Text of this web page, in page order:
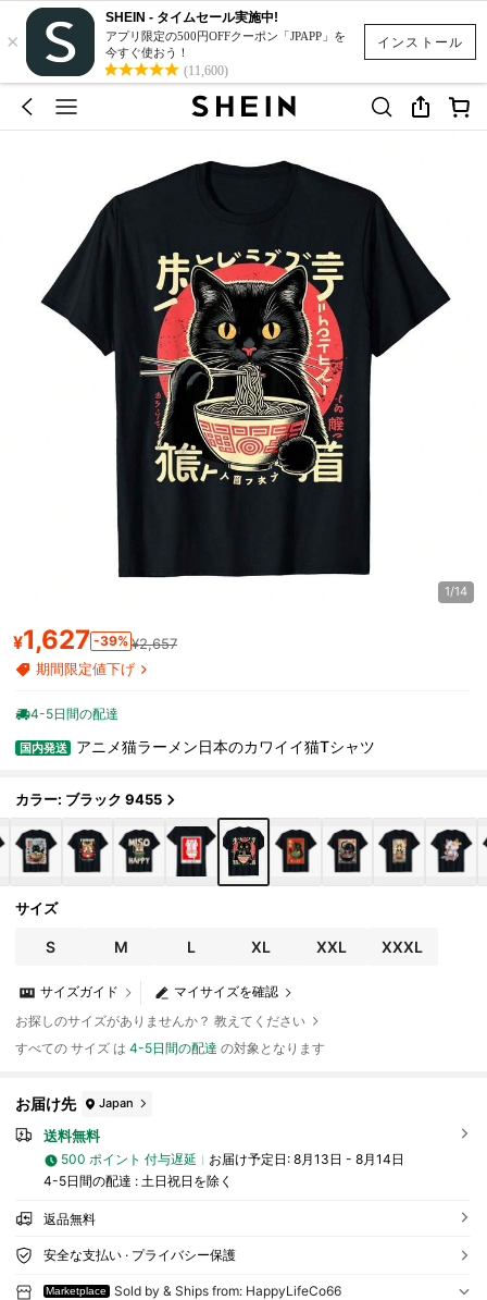
インストール
×
SHEIN - タイムセール実施中!
アプリ限定の500円OFFクーポン「JPAPP」を
今すぐ使おう！
(11,600)
1/14
¥1,627 -39% ¥2,657
期間限定値下げ
4-5日間の配達
国内発送 アニメ猫ラーメン日本のカワイイ猫Tシャツ
カラー: ブラック 9455
サイズ
S M L XL XXL XXXL
マイサイズを確認
サイズガイド
お探しのサイズがありませんか？ 教えてください
すべての サイズ は4-5日間の配達 の対象となります
お届け先 Japan
送料無料
500 ポイント 付与遅延 お届け予定日: 8月13日 - 8月14日
4-5日間の配達 : 土日祝日を除く
返品無料
安全な支払い · プライバシー保護
Marketplace Sold by & Ships from: HappyLifeCo66